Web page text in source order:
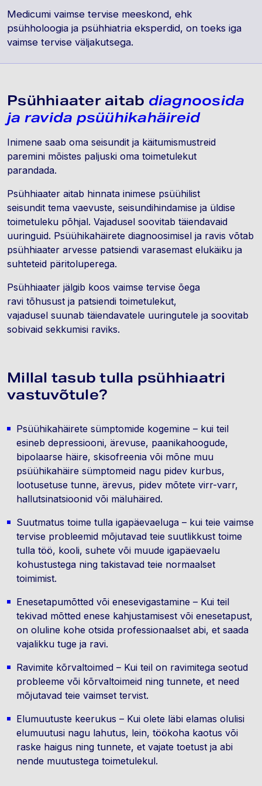
Medicumi vaimse tervise meeskond, ehk
psühholoogia ja psühhiatria eksperdid, on toeks iga
vaimse tervise väljakutsega.
Psühhiaater aitab diagnoosida
ja ravida psüühikahäireid
Inimene saab oma seisundit ja käitumismustreid
paremini mõistes paljuski oma toimetulekut
parandada.
Psühhiaater aitab hinnata inimese psüühilist
seisundit tema vaevuste, seisundihindamise ja üldise
toimetuleku põhjal. Vajadusel soovitab täiendavaid
uuringuid. Psüühikahäirete diagnoosimisel ja ravis võtab
psühhiaater arvesse patsiendi varasemast elukäiku ja
suhteteid päritoluperega.
Psühhiaater jälgib koos vaimse tervise õega
ravi tõhusust ja patsiendi toimetulekut,
vajadusel suunab täiendavatele uuringutele ja soovitab
sobivaid sekkumisi raviks.
Millal tasub tulla psühhiaatri
vastuvõtule?
Psüühikahäirete sümptomide kogemine – kui teil
esineb depressiooni, ärevuse, paanikahoogude,
bipolaarse häire, skisofreenia või mõne muu
psüühikahäire sümptomeid nagu pidev kurbus,
lootusetuse tunne, ärevus, pidev mõtete virr-varr,
hallutsinatsioonid või mäluhäired.
Suutmatus toime tulla igapäevaeluga – kui teie vaimse
tervise probleemid mõjutavad teie suutlikkust toime
tulla töö, kooli, suhete või muude igapäevaelu
kohustustega ning takistavad teie normaalset
toimimist.
Enesetapumõtted või enesevigastamine – Kui teil
tekivad mõtted enese kahjustamisest või enesetapust,
on oluline kohe otsida professionaalset abi, et saada
vajalikku tuge ja ravi.
Ravimite kõrvaltoimed – Kui teil on ravimitega seotud
probleeme või kõrvaltoimeid ning tunnete, et need
mõjutavad teie vaimset tervist.
Elumuutuste keerukus – Kui olete läbi elamas olulisi
elumuutusi nagu lahutus, lein, töökoha kaotus või
raske haigus ning tunnete, et vajate toetust ja abi
nende muutustega toimetulekul.